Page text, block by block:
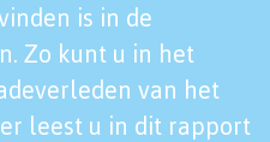
is in de
Zo kunt u in het
van het
leest u in dit rapport